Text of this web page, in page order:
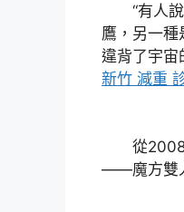
“有人說
鷹，另一種
違背了宇宙
新竹 減重
從2008
——魔方雙